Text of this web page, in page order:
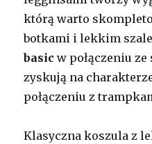
którą warto
botkami i lekkim
basic w połączeniu
zyskują na
połączeniu z
Klasyczna koszula z